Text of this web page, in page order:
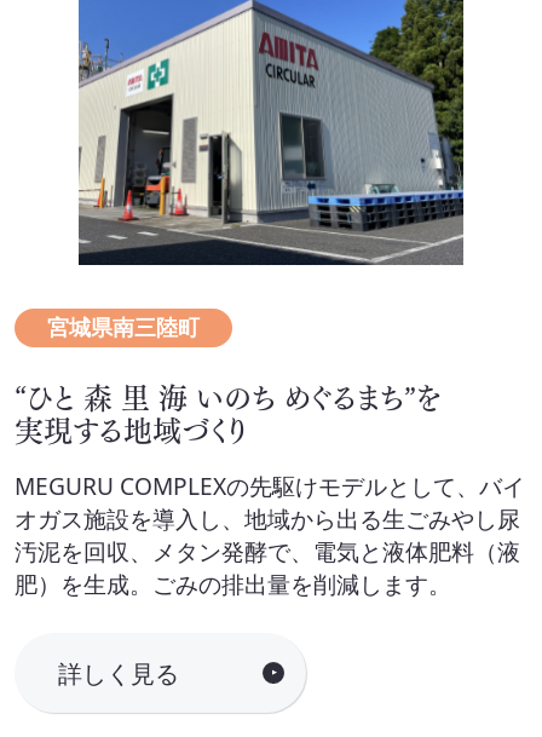
宮城県南三陸町
“ひと 森 里 海 いのち めぐるまち”を
実現する地域づくり
MEGURU COMPLEXの先駆けモデルとして、バイ
オガス施設を導入し、地域から出る生ごみやし尿
汚泥を回収、メタン発酵で、電気と液体肥料（液
肥）を生成。ごみの排出量を削減します。
詳しく見る